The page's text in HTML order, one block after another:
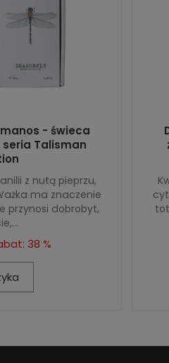
- świeca
Talisman
z nutą pieprzu,
ma znaczenie
przynosi dobrobyt,
38 %